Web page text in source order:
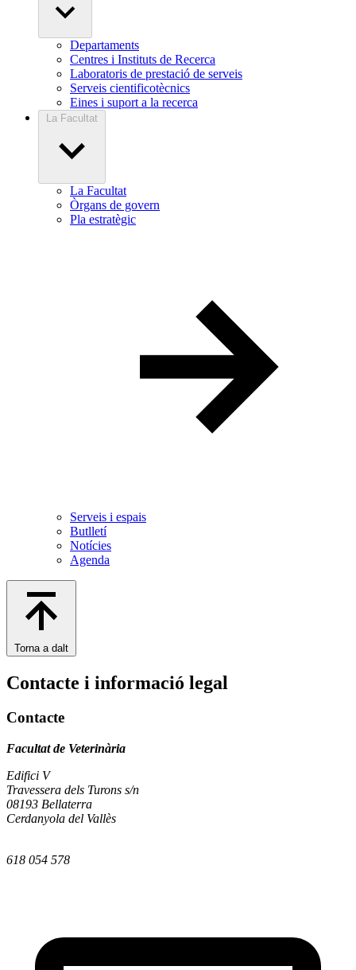
Departaments
Centres i Instituts de Recerca
Laboratoris de prestació de serveis
Serveis cientificotècnics
Eines i suport a la recerca
La Facultat
La Facultat
Òrgans de govern
Pla estratègic
Serveis i espais
Butlletí
Notícies
Agenda
Torna a dalt
Contacte i informació legal
Contacte
Facultat de Veterinària
Edifici V
Travessera dels Turons s/n
08193 Bellaterra
Cerdanyola del Vallès
618 054 578